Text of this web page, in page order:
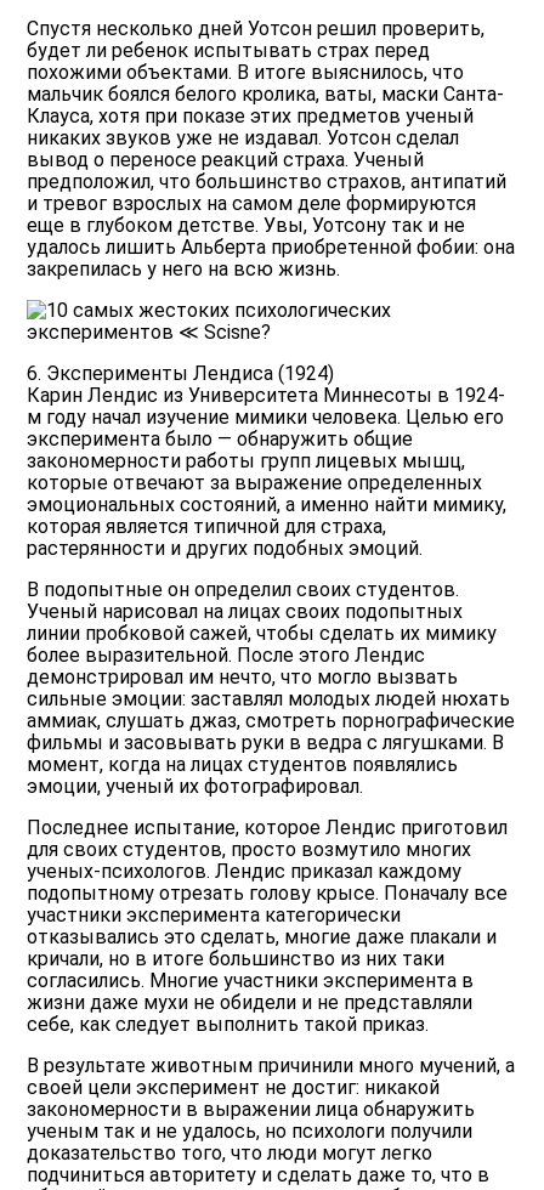
Спустя несколько дней Уотсон решил проверить,
будет ли ребенок испытывать страх перед
похожими объектами. В итоге выяснилось, что
мальчик боялся белого кролика, ваты, маски Санта-
Клауса, хотя при показе этих предметов ученый
никаких звуков уже не издавал. Уотсон сделал
вывод о переносе реакций страха. Ученый
предположил, что большинство страхов, антипатий
и тревог взрослых на самом деле формируются
еще в глубоком детстве. Увы, Уотсону так и не
удалось лишить Альберта приобретенной фобии: она
закрепилась у него на всю жизнь.
6. Эксперименты Лендиса (1924)
Карин Лендис из Университета Миннесоты в 1924-
м году начал изучение мимики человека. Целью его
эксперимента было — обнаружить общие
закономерности работы групп лицевых мышц,
которые отвечают за выражение определенных
эмоциональных состояний, а именно найти мимику,
которая является типичной для страха,
растерянности и других подобных эмоций.
В подопытные он определил своих студентов.
Ученый нарисовал на лицах своих подопытных
линии пробковой сажей, чтобы сделать их мимику
более выразительной. После этого Лендис
демонстрировал им нечто, что могло вызвать
сильные эмоции: заставлял молодых людей нюхать
аммиак, слушать джаз, смотреть порнографические
фильмы и засовывать руки в ведра с лягушками. В
момент, когда на лицах студентов появлялись
эмоции, ученый их фотографировал.
Последнее испытание, которое Лендис приготовил
для своих студентов, просто возмутило многих
ученых-психологов. Лендис приказал каждому
подопытному отрезать голову крысе. Поначалу все
участники эксперимента категорически
отказывались это сделать, многие даже плакали и
кричали, но в итоге большинство из них таки
согласились. Многие участники эксперимента в
жизни даже мухи не обидели и не представляли
себе, как следует выполнить такой приказ.
В результате животным причинили много мучений, а
своей цели эксперимент не достиг: никакой
закономерности в выражении лица обнаружить
ученым так и не удалось, но психологи получили
доказательство того, что люди могут легко
подчиниться авторитету и сделать даже то, что в